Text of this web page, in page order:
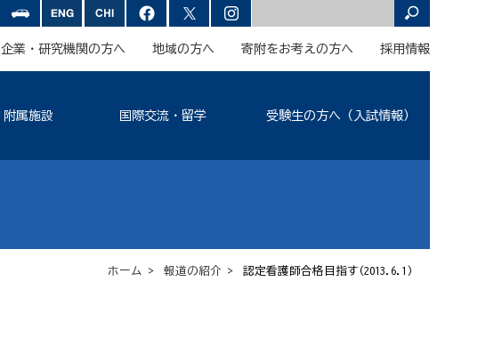
企業・研究機関の方へ 地域の方へ 寄附をお考えの方へ 採用情報
附属施設 国際交流・留学 受験生の方へ（入試情報）
ホーム > 報道の紹介 > 認定看護師合格目指す(2013.6.1)